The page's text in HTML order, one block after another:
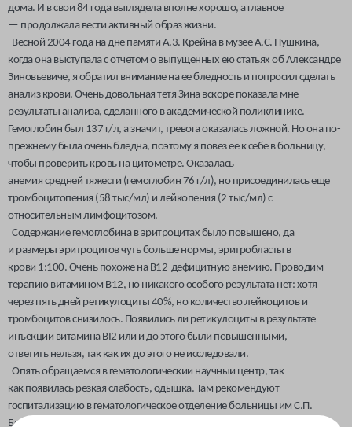
дома. И в свои 84 года выглядела вполне хорошо, а главное
— продолжала вести активный образ жизни.
Весной 2004 года на дне памяти А.3. Крейна в музее А.С. Пушкина,
когда она выступала с отчетом о выпущенных ею статьях об Александре
Зиновьевиче, я обратил внимание на ее бледность и попросил сделать
анализ крови. Очень довольная тетя Зина вскоре показала мне
результаты анализа, сделанного в академической поликлинике.
Гемоглобин был 137 г/л, а значит, тревога оказалась ложной. Но она по-
прежнему была очень бледна, поэтому я повез ее к себе в больницу,
чтобы проверить кровь на цитометре. Оказалась
анемия средней тяжести (гемоглобин 76 г/л), но присоединилась еще
тромбоцитопения (58 тыс/мл) и лейкопения (2 тыс/мл) с
относительным лимфоцитозом.
Содержание гемоглобина в эритроцитах было повышено, да
и размеры эритроцитов чуть больше нормы, эритробласты в
крови 1:100. Очень похоже на В12-дефицитную анемию. Проводим
терапию витамином В12, но никакого особого результата нет: хотя
через пять дней ретикулоциты 40%, но количество лейкоцитов и
тромбоцитов снизилось. Появились ли ретикулоциты в результате
инъекции витамина ВІ2 или и до этого были повышенными,
ответить нельзя, так как их до этого не исследовали.
Опять обращаемся в гематологическии научныи центр, так
как появилась резкая слабость, одышка. Там рекомендуют
госпитализацию в гематологическое отделение больницы им С.П.
Боткина. Когда она туда поступила, гемоглобин был 68 г/л. Ей сделали